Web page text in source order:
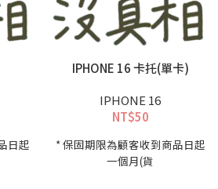
日起
IPHONE 16 卡托(單卡)
IPHONE 16
NT$50
* 保固期限為顧客收到商品日起
一個月(貨